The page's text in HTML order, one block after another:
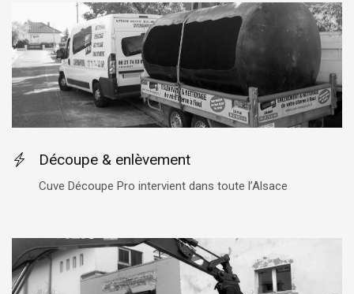
Découpe & enlèvement
Cuve Découpe Pro intervient dans toute l’Alsace